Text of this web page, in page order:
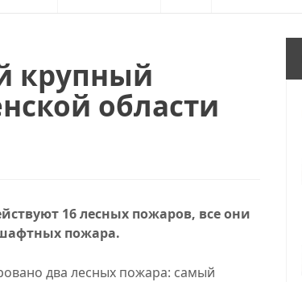
крупный
области
16 лесных пожаров, все они
пожара.
два лесных пожара: самый